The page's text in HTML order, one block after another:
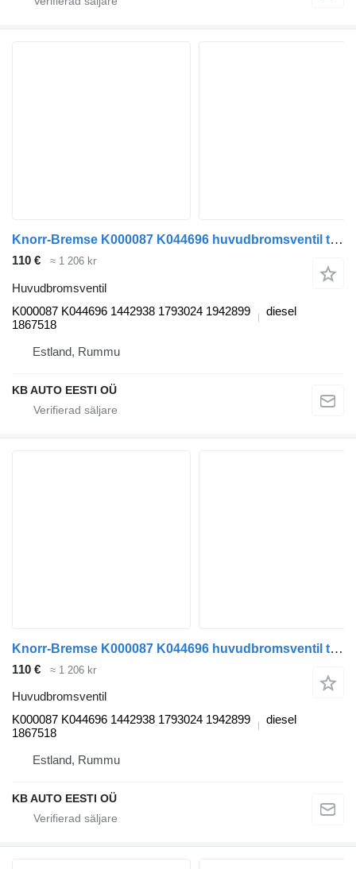
Knorr-Bremse K000087 K044696 huvudbromsventil till Scania P,G,R,T-series (2004-2017) lastbil
110 € ≈ 1 206 kr
Huvudbromsventil
K000087 K044696 1442938 1793024 1942899
1867518
diesel
Estland, Rummu
KB AUTO EESTI OÜ
Knorr-Bremse K000087 K044696 huvudbromsventil till Scania P,G,R,T-series (2004-2017) lastbil
110 € ≈ 1 206 kr
Huvudbromsventil
K000087 K044696 1442938 1793024 1942899
1867518
diesel
Estland, Rummu
KB AUTO EESTI OÜ